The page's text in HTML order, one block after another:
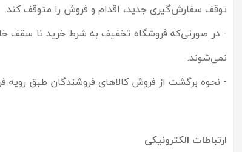
توقف سفارش‌‏گیری جدید، اقدام و فروش را متوقف کند.
نمی‌شوند.
- نحوه برگشت از فروش کالاهای فروشندگان طبق رویه
ارتباطات الکترونیکی